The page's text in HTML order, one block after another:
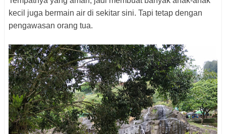
kecil juga bermain air di sekitar sini. Tapi tetap dengan
pengawasan orang tua.